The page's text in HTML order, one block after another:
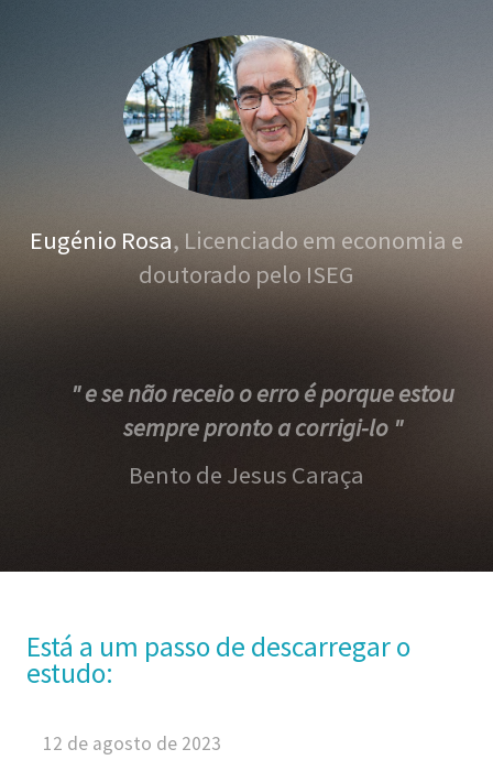
Eugénio Rosa, Licenciado em economia e
doutorado pelo ISEG
" e se não receio o erro é porque estou
sempre pronto a corrigi-lo "
Bento de Jesus Caraça
Está a um passo de descarregar o
estudo:
12 de agosto de 2023